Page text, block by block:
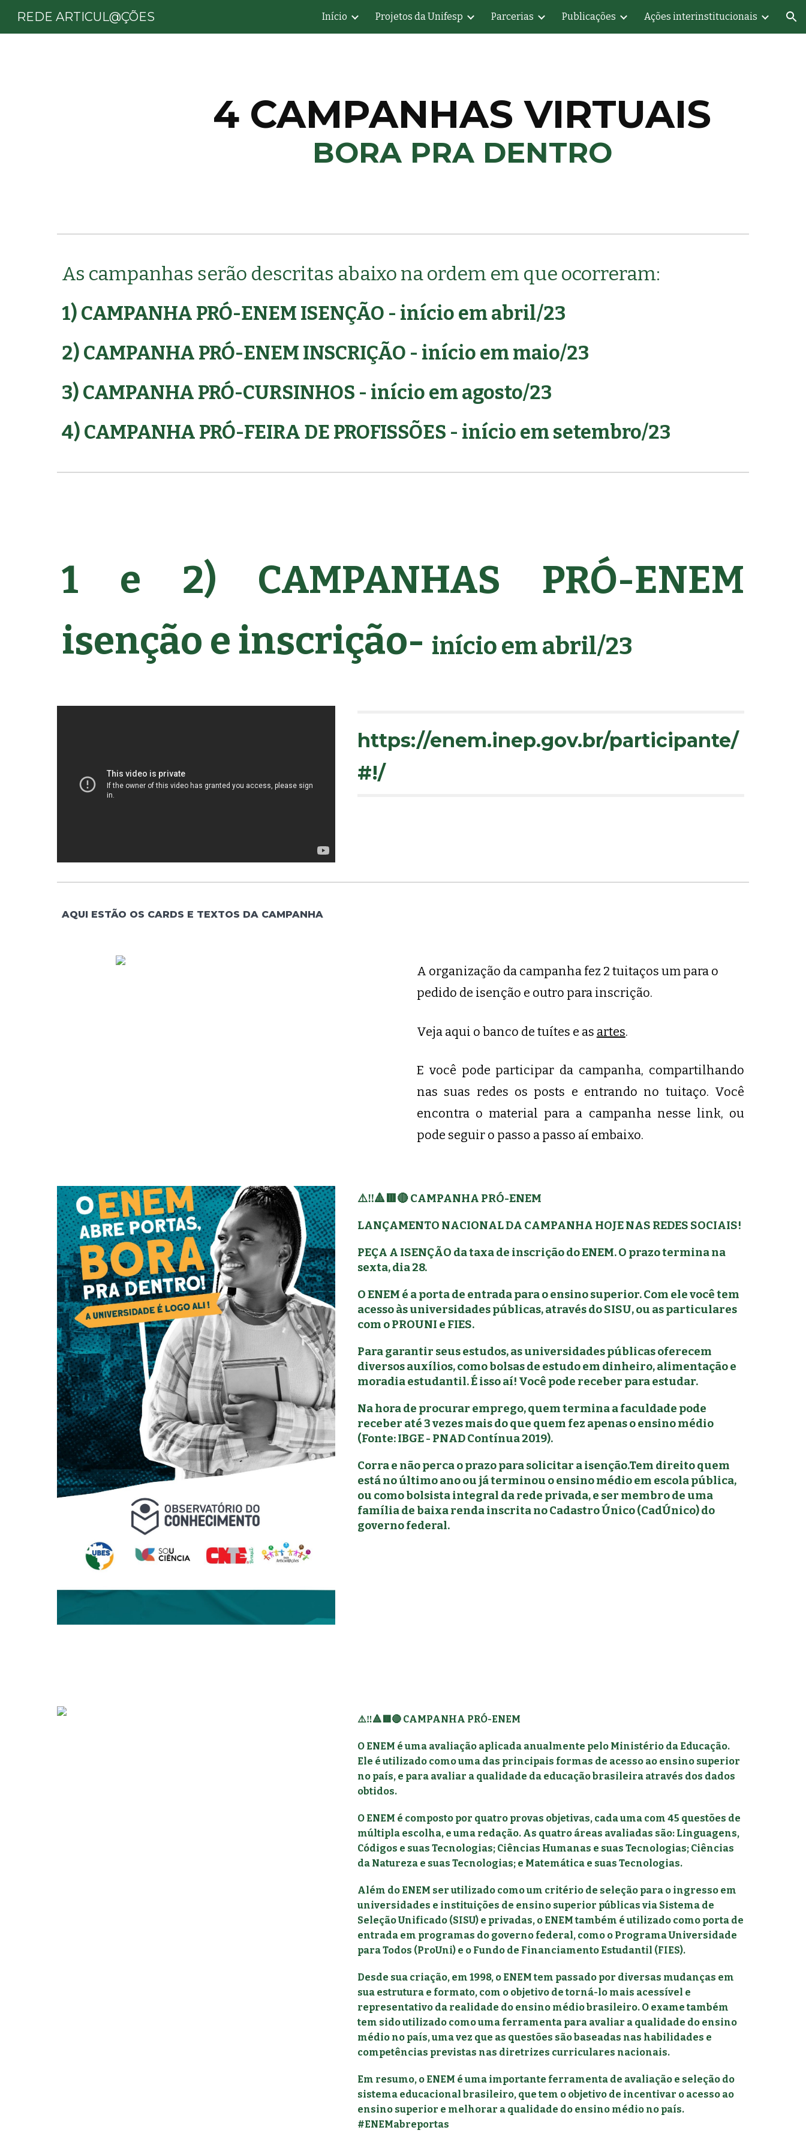
Skip to main content Skip to navigation
REDE ARTICUL@ÇÕES Início Projetos da Unifesp Parcerias Publicações Ações interinstitucionais
4 CAMPANHAS VIRTUAIS
BORA PRA DENTRO
As campanhas serão descritas abaixo na ordem em que ocorreram:
1) CAMPANHA PRÓ-ENEM ISENÇÃO - início em abril/23
2) CAMPANHA PRÓ-ENEM INSCRIÇÃO - início em maio/23
3) CAMPANHA PRÓ-CURSINHOS - início em agosto/23
4) CAMPANHA PRÓ-FEIRA DE PROFISSÕES - início em setembro/23
1 e 2) CAMPANHAS PRÓ-ENEM
isenção e inscrição- início em abril/23
https://enem.inep.gov.br/participante/
#!/
AQUI ESTÃO OS CARDS E TEXTOS DA CAMPANHA
A organização da campanha fez 2 tuitaços um para o
pedido de isenção e outro para inscrição.
Veja aqui o banco de tuítes e as artes.
E você pode participar da campanha, compartilhando
nas suas redes os posts e entrando no tuitaço. Você
encontra o material para a campanha nesse link, ou
pode seguir o passo a passo aí embaixo.
⚠️‼️🔺🟥🔴 CAMPANHA PRÓ-ENEM
LANÇAMENTO NACIONAL DA CAMPANHA HOJE NAS REDES SOCIAIS!
PEÇA A ISENÇÃO da taxa de inscrição do ENEM. O prazo termina na
sexta, dia 28.
O ENEM é a porta de entrada para o ensino superior. Com ele você tem
acesso às universidades públicas, através do SISU, ou as particulares
com o PROUNI e FIES.
Para garantir seus estudos, as universidades públicas oferecem
diversosauxílios, como bolsas de estudo em dinheiro, alimentação e
moradia estudantil. É isso aí! Você pode receber para estudar.
Na hora de procurar emprego, quem termina a faculdade pode
receber até 3 vezes mais do que quem fez apenas o ensino médio
(Fonte: IBGE - PNAD Contínua 2019).
Corra e não perca o prazo para solicitar a isenção.Tem direito quem
está no último ano ou já terminou o ensino médio em escola pública,
ou como bolsista integral da rede privada, e ser membro de uma
família de baixa renda inscrita no Cadastro Único (CadÚnico) do
governo federal.
⚠️‼️🔺🟥🔴 CAMPANHA PRÓ-ENEM
O ENEM é uma avaliação aplicada anualmente pelo Ministério da Educação.
Ele é utilizado como uma das principais formas de acesso ao ensino superior
no país, e para avaliar a qualidade da educação brasileira através dos dados
obtidos.
O ENEM é composto por quatro provas objetivas, cada uma com 45 questões de
múltipla escolha, e uma redação. As quatro áreas avaliadas são: Linguagens,
Códigos e suas Tecnologias; Ciências Humanas e suas Tecnologias; Ciências
da Natureza e suas Tecnologias; e Matemática e suas Tecnologias.
Além do ENEM ser utilizado como um critério de seleção para o ingresso em
universidades e instituições de ensino superior públicas via Sistema de
Seleção Unificado (SISU) e privadas, o ENEM também é utilizado como porta de
entrada em programas do governo federal, como o Programa Universidade
para Todos (ProUni) e o Fundo de Financiamento Estudantil (FIES).
Desde sua criação, em 1998, o ENEM tem passado por diversas mudanças em
sua estrutura e formato, com o objetivo de torná-lo mais acessível e
representativo da realidade do ensino médio brasileiro. O exame também
tem sido utilizado como uma ferramenta para avaliar a qualidade do ensino
médio no país, uma vez que as questões são baseadas nas habilidades e
competências previstas nas diretrizes curriculares nacionais.
Em resumo, o ENEM é uma importante ferramenta de avaliação e seleção do
sistema educacional brasileiro, que tem o objetivo de incentivar o acesso ao
ensino superior e melhorar a qualidade do ensino médio no país.
#ENEMabreportas